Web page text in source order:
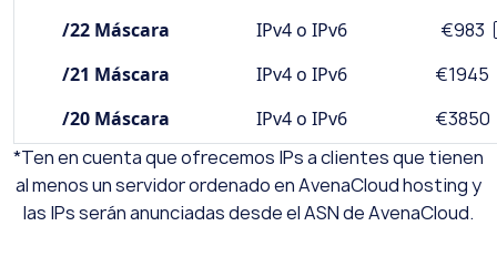
/22 Máscara
IPv4 o IPv6
€983
/21 Máscara
IPv4 o IPv6
€1945
/20 Máscara
IPv4 o IPv6
€3850
*Ten en cuenta que ofrecemos IPs a clientes que tienen
al menos un servidor ordenado en AvenaCloud hosting y
las IPs serán anunciadas desde el ASN de AvenaCloud.